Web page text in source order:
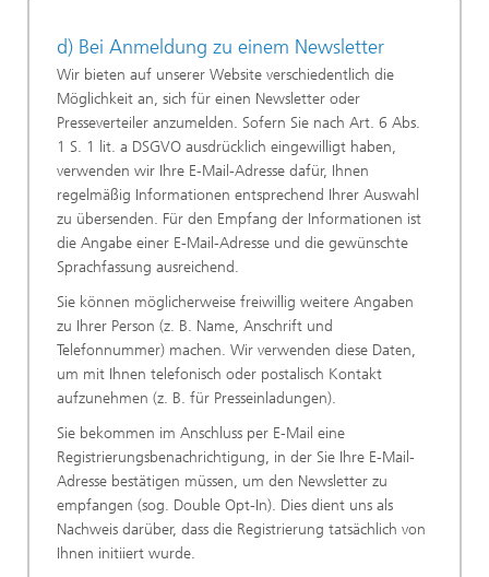
d) Bei Anmeldung zu einem Newsletter
Wir bieten auf unserer Website verschiedentlich die
Möglichkeit an, sich für einen Newsletter oder
Presseverteiler anzumelden. Sofern Sie nach Art. 6 Abs.
1 S. 1 lit. a DSGVO ausdrücklich eingewilligt haben,
verwenden wir Ihre E-Mail-Adresse dafür, Ihnen
regelmäßig Informationen entsprechend Ihrer Auswahl
zu übersenden. Für den Empfang der Informationen ist
die Angabe einer E-Mail-Adresse und die gewünschte
Sprachfassung ausreichend.
Sie können möglicherweise freiwillig weitere Angaben
zu Ihrer Person (z. B. Name, Anschrift und
Telefonnummer) machen. Wir verwenden diese Daten,
um mit Ihnen telefonisch oder postalisch Kontakt
aufzunehmen (z. B. für Presseinladungen).
Sie bekommen im Anschluss per E-Mail eine
Registrierungsbenachrichtigung, in der Sie Ihre E-Mail-
Adresse bestätigen müssen, um den Newsletter zu
empfangen (sog. Double Opt-In). Dies dient uns als
Nachweis darüber, dass die Registrierung tatsächlich von
Ihnen initiiert wurde.